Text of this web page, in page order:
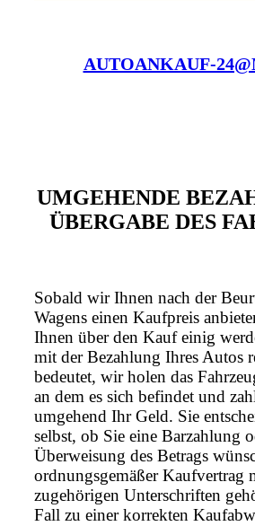
AUTOANKAUF-
UMGEHENDE
ÜBERGABE DES
Sobald wir Ihnen nach der
Wagens einen Kaufpreis
Ihnen über den Kauf einig
mit der Bezahlung Ihres Autos
bedeutet, wir holen das
an dem es sich befindet und
umgehend Ihr Geld. Sie
selbst, ob Sie eine Barzahlung
Überweisung des Betrags
ordnungsgemäßer Kaufvertrag
zugehörigen Unterschriften
Fall zu einer korrekten